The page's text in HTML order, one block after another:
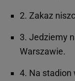
2. Zakaz
3. Jedziemy
Warszawie.
4. Na stadion